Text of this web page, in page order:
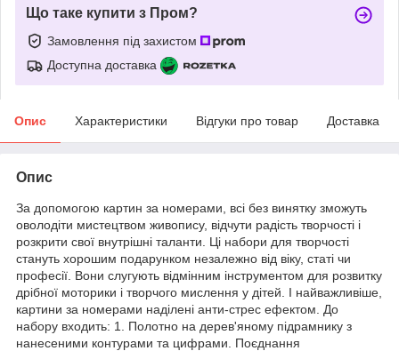
Що таке купити з Пром?
Замовлення під захистом
Доступна доставка
Опис Характеристики Відгуки про товар Доставка
Опис
За допомогою картин за номерами, всі без винятку зможуть
оволодіти мистецтвом живопису, відчути радість творчості і
розкрити свої внутрішні таланти. Ці набори для творчості
стануть хорошим подарунком незалежно від віку, статі чи
професії. Вони слугують відмінним інструментом для розвитку
дрібної моторики і творчого мислення у дітей. І найважливіше,
картини за номерами наділені анти-стрес ефектом. До
набору входить: 1. Полотно на дерев'яному підрамнику з
нанесеними контурами та цифрами. Поєднання